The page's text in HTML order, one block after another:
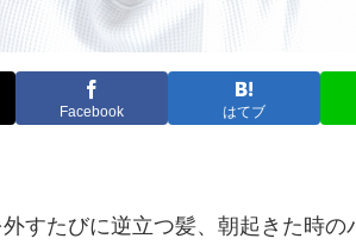
Facebook はてブ
すたびに逆立つ髪、朝起きた時